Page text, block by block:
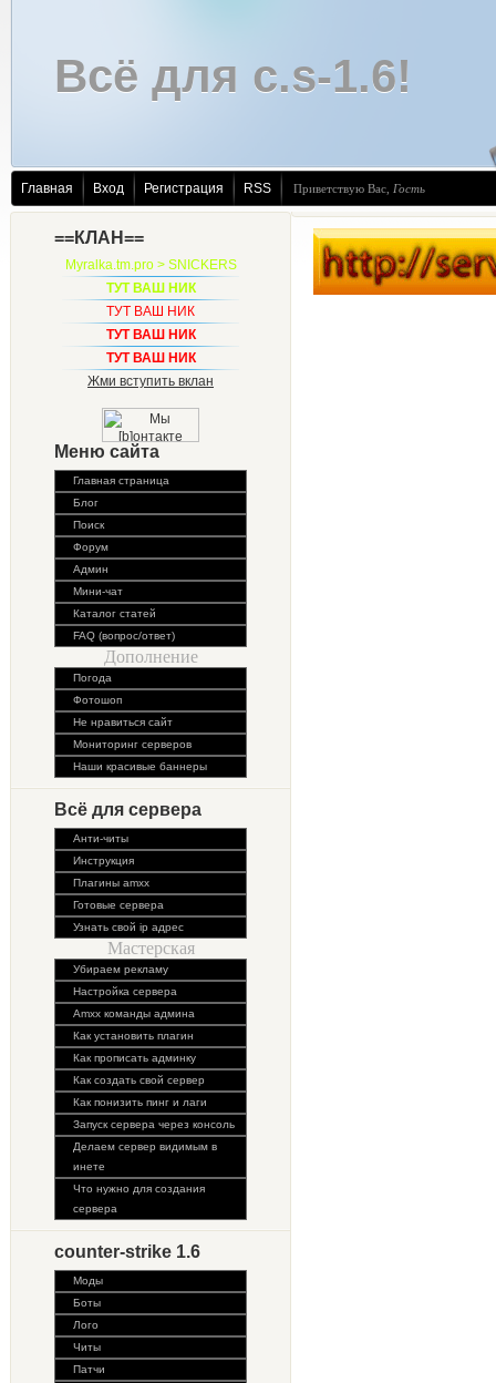
Всё для c.s-1.6!
Главная Вход Регистрация RSS Приветствую Вас Гость
==КЛАН==
Myralka.tm.pro > SNICKERS
ТУТ ВАШ НИК
ТУТ ВАШ НИК
ТУТ ВАШ НИК
ТУТ ВАШ НИК
Жми вступить вклан
Меню сайта
Главная страница
Блог
Поиск
Форум
Админ
Мини-чат
Каталог статей
FAQ (вопрос/ответ)
Дополнение
Погода
Фотошоп
Не нравиться сайт
Мониторинг серверов
Наши красивые баннеры
Всё для сервера
Анти-читы
Инструкция
Плагины amxx
Готовые сервера
Узнать свой ip адрес
Мастерская
Убираем рекламу
Настройка сервера
Amxx команды админа
Как установить плагин
Как прописать админку
Как создать свой сервер
Как понизить пинг и лаги
Запуск сервера через консоль
Делаем сервер видимым в
инете
Что нужно для создания
сервера
counter-strike 1.6
Моды
Боты
Лого
Читы
Патчи